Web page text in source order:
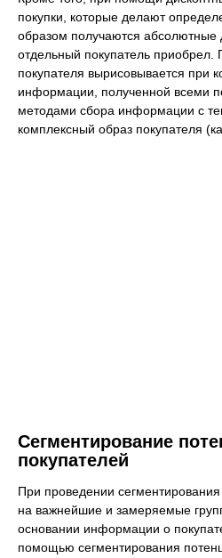
покупки, которые делают
образом получаются абсолютные
отдельный покупатель приобрел.
покупателя вырисовывается при
информации, полученной всеми
методами сбора информации с
комплексный образ покупателя
Сегментирование
покупателей
При проведении
на важнейшие и замеряемые
основании информации о
помощью сегментирования